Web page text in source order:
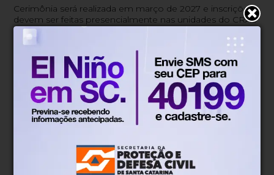
Cerimônia será realizada em março de 2027 e inscrições
devem ser feitas presencialmente nas unidades do CRAS